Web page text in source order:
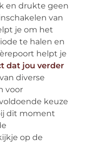
en drukte geen
van
je om het
te halen en
helpt je
dat jou verder
diverse
voor
keuze
dit moment
op de